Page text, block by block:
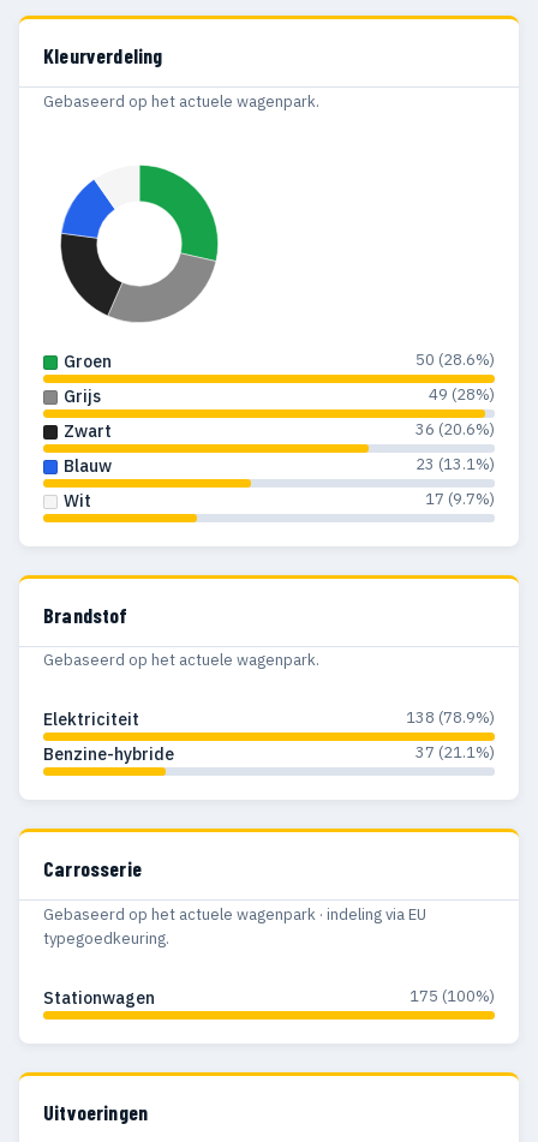
Kleurverdeling
Gebaseerd op het actuele wagenpark.
Groen 50 (28.6%)
Grijs 49 (28%)
Zwart 36 (20.6%)
Blauw 23 (13.1%)
Wit 17 (9.7%)
Brandstof
Gebaseerd op het actuele wagenpark.
Elektriciteit 138 (78.9%)
Benzine-hybride 37 (21.1%)
Carrosserie
Gebaseerd op het actuele wagenpark · indeling via EU
typegoedkeuring.
Stationwagen 175 (100%)
Uitvoeringen